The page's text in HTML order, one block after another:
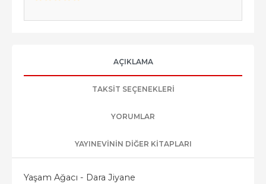
AÇIKLAMA
TAKSIT SEÇENEKLERI
YORUMLAR
YAYINEVININ DIĞER KITAPLARI
Yaşam Ağacı - Dara Jiyane